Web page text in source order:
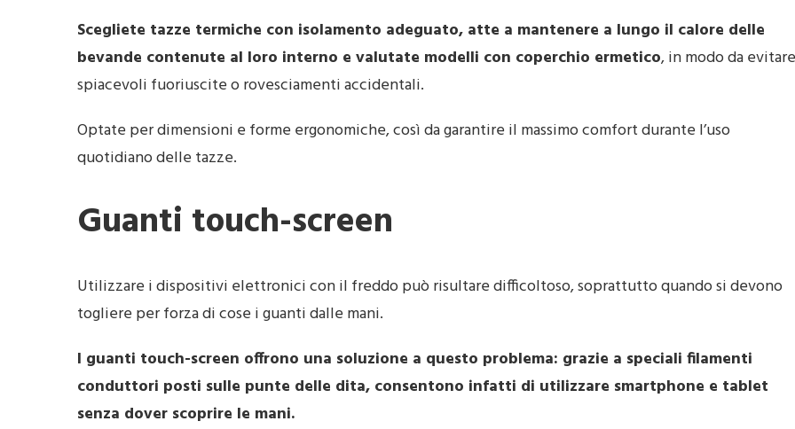
Scegliete tazze termiche con isolamento adeguato, atte a mantenere a lungo il calore delle
bevande contenute al loro interno e valutate modelli con coperchio ermetico, in modo da evitare
spiacevoli fuoriuscite o rovesciamenti accidentali.
Optate per dimensioni e forme ergonomiche, così da garantire il massimo comfort durante l’uso
quotidiano delle tazze.
Guanti touch-screen
Utilizzare i dispositivi elettronici con il freddo può risultare difficoltoso, soprattutto quando si devono
togliere per forza di cose i guanti dalle mani.
I guanti touch-screen offrono una soluzione a questo problema: grazie a speciali filamenti
conduttori posti sulle punte delle dita, consentono infatti di utilizzare smartphone e tablet
senza dover scoprire le mani.